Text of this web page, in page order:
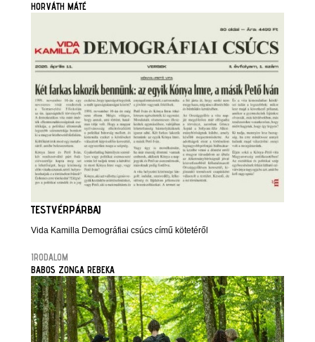
HORVÁTH MÁTÉ
TESTVÉRPÁRBAJ
Vida Kamilla Demográfiai csúcs című kötetéről
IRODALOM
BABOS ZONGA REBEKA